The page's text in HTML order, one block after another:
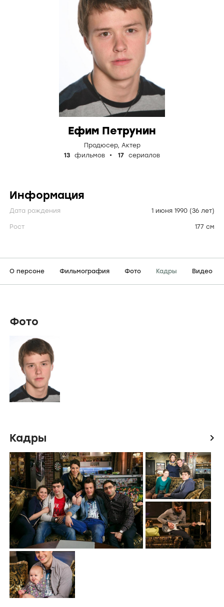
Ефим Петрунин
Продюсер, Актер
13
фильмов 17 сериалов
Информация
Дата рождения 1 июня 1990 (36 лет)
Рост 177 см
О персоне Фильмография Фото Кадры Видео
Фото
Кадры icon